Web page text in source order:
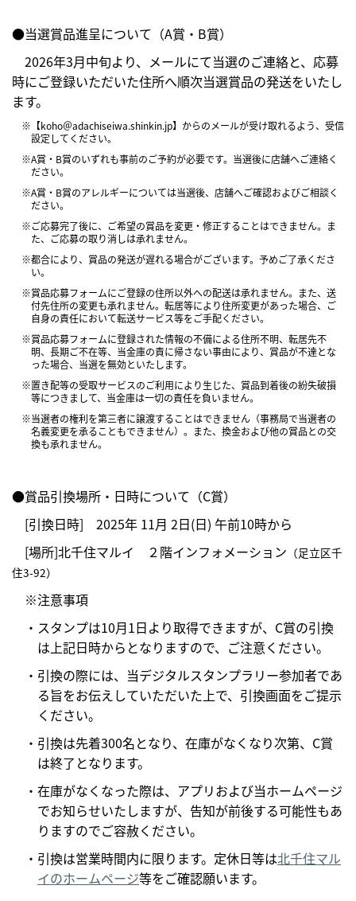
●当選賞品進呈について（A賞・B賞）
2026年3月中旬より、メールにて当選のご連絡と、応募
時にご登録いただいた住所へ順次当選賞品の発送をいたし
ます。
※【koho＠adachiseiwa.shinkin.jp】からのメールが受け取れるよう、受信
設定してください。
※A賞・B賞のいずれも事前のご予約が必要です。当選後に店舗へご連絡く
ださい。
※A賞・B賞のアレルギーについては当選後、店舗へご確認およびご相談く
ださい。
※ご応募完了後に、ご希望の賞品を変更・修正することはできません。ま
た、ご応募の取り消しは承れません。
※都合により、賞品の発送が遅れる場合がございます。予めご了承くださ
い。
※賞品応募フォームにご登録の住所以外への配送は承れません。また、送
付先住所の変更も承れません。転居等により住所変更があった場合、ご
自身の責任において転送サービス等をご手配ください。
※賞品応募フォームに登録された情報の不備による住所不明、転居先不
明、長期ご不在等、当金庫の責に帰さない事由により、賞品が不達とな
った場合、当選を無効といたします。
※置き配等の受取サービスのご利用により生じた、賞品到着後の紛失破損
等につきまして、当金庫は一切の責任を負いません。
※当選者の権利を第三者に譲渡することはできません（事務局で当選者の
名義変更を承ることもできません）。また、換金および他の賞品との交
換も承れません。
●賞品引換場所・日時について（C賞）
[引換日時] 2025年 11月 2日(日) 午前10時から
[場所]北千住マルイ ２階インフォメーション （足立区千
住3-92）
※注意事項
・スタンプは10月1日より取得できますが、C賞の引換
は上記日時からとなりますので、ご注意ください。
・引換の際には、当デジタルスタンプラリー参加者であ
る旨をお伝えしていただいた上で、引換画面をご提示
ください。
・引換は先着300名となり、在庫がなくなり次第、C賞
は終了となります。
・在庫がなくなった際は、アプリおよび当ホームページ
でお知らせいたしますが、告知が前後する可能性もあ
りますのでご容赦ください。
・引換は営業時間内に限ります。定休日等は北千住マル
イのホームページ等をご確認願います。